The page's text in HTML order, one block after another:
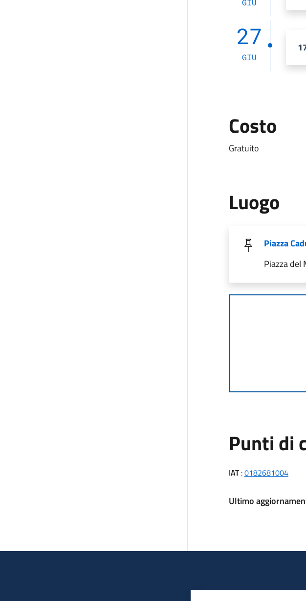
GIU
27
GIU
Costo
Gratuito
Luogo
Piazza
Piazza del
Punti di
IAT:0182681004
Ultimo